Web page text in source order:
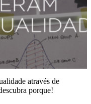
através de
porque!